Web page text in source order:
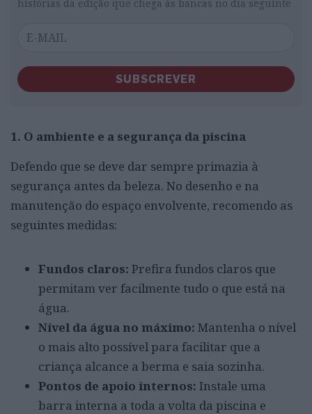
histórias da edição que chega às bancas no dia seguinte
SUBSCREVER
1. O ambiente e a segurança da piscina
Defendo que se deve dar sempre primazia à
segurança antes da beleza. No desenho e na
manutenção do espaço envolvente, recomendo as
seguintes medidas:
Fundos claros: Prefira fundos claros que
permitam ver facilmente tudo o que está na
água.
Nível da água no máximo: Mantenha o nível
o mais alto possível para facilitar que a
criança alcance a berma e saia sozinha.
Pontos de apoio internos: Instale uma
barra interna a toda a volta da piscina e